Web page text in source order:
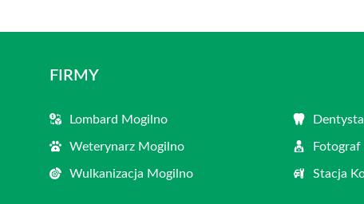
FIRMY
Lombard Mogilno
Weterynarz Mogilno
Wulkanizacja Mogilno Stacja